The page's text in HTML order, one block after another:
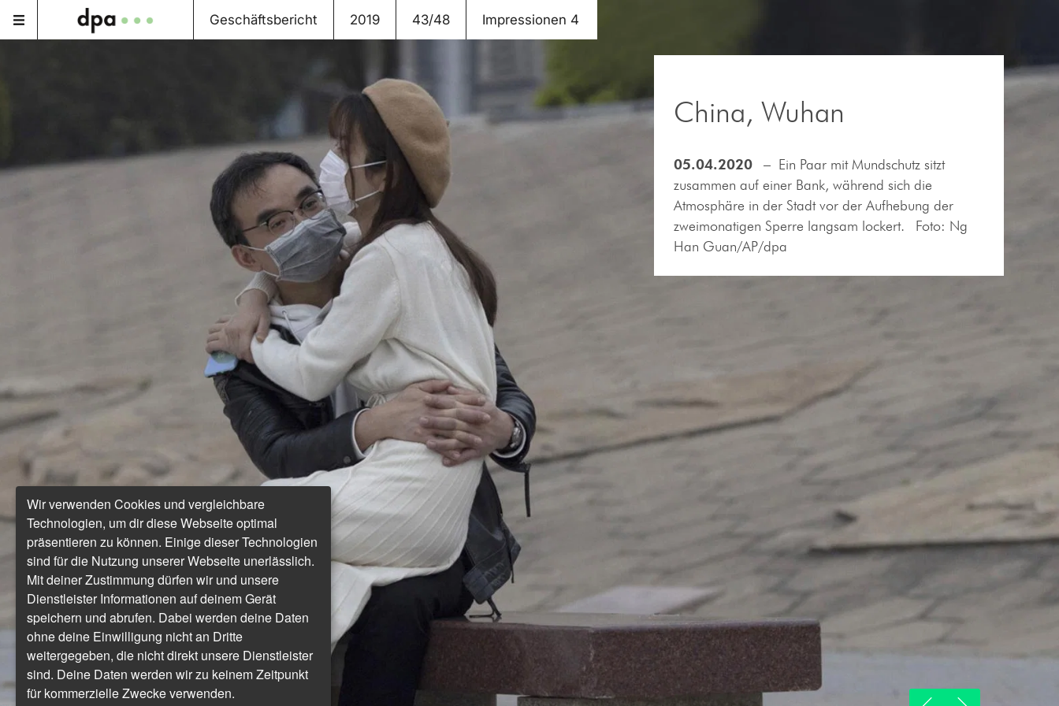
Geschäftsbericht 2019 43/48 Impressionen 4
China, Wuhan
05.04.2020 – Ein Paar mit Mundschutz sitzt
zusammen auf einer Bank, während sich die
Atmosphäre in der Stadt vor der Aufhebung der
zweimonatigen Sperre langsam lockert.
Foto: Ng
Han Guan/AP/dpa
Wir verwenden Cookies und vergleichbare
Technologien, um dir diese Webseite optimal
präsentieren zu können. Einige dieser Technologien
sind für die Nutzung unserer Webseite unerlässlich.
Mit deiner Zustimmung dürfen wir und unsere
Dienstleister Informationen auf deinem Gerät
speichern und abrufen. Dabei werden deine Daten
ohne deine Einwilligung nicht an Dritte
weitergegeben, die nicht direkt unsere Dienstleister
sind. Deine Daten werden wir zu keinem Zeitpunkt
für kommerzielle Zwecke verwenden.